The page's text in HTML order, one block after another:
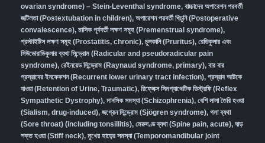
ovarian syndrome) – Stein-Leventhal syndrome, বাচ্চাদের অপারেশন পরবর্তী
জটিলতা (Postextubation in children), অপারেশন পরবর্তী খিচুনি (Postoperative
convalescence), মাসিক পূর্ববর্তী লক্ষণ সমূহ (Premenstrual syndrome),
প্রস্টাইটিস লক্ষণ সমূহ (Prostatitis, chronic), চুলকানি (Pruritus), রেডিকুলার এবং
সিউডোরাডিকুলার ব্যথা সিন্ড্রোম (Radicular and pseudoradicular pain
syndrome), রেইনয়েড সিন্ড্রোম (Raynaud syndrome, primary), বার বার
প্রস্রাবের ইনফেকশন (Recurrent lower urinary tract infection), প্রস্রাব আটকে
যাওয়া (Retention of Urine, Traumatic), রিফ্লেক্স সিমপ্যাথেটিক ডিস্ট্রফি (Reflex
Sympathetic Dystrophy), মানসিক সমস্যা (Schizophrenia), বেশি লালা তৈরি হওয়া
(Sialism, drug-induced), জগ্রেন সিন্ড্রোম (Sjögren syndrome), গলা ব্যথা
(Sore throat) (including tonsillitis), মেরুদণ্ড ব্যথা (Spine pain, acute), ঘাড়
শক্ত হওয়া (Stiff neck), মুখের হাড়ের সমস্যা (Temporomandibular joint